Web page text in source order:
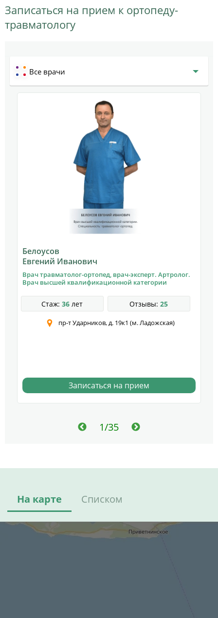
Записаться на прием к ортопеду-
травматологу
Все врачи
Белоусов
Евгений Иванович
Врач травматолог-ортопед, врач-эксперт. Артролог.
Врач высшей квалификацион­ной категории
Стаж: 36 лет Отзывы: 25
пр-т Ударников, д. 19к1 (м. Ладожская)
Записаться на прием
1/35
На карте Списком